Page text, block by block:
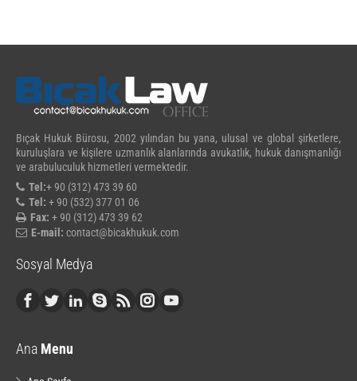
Bıçak Hukuk Bürosu, 2002 yılından bu yana, ulusal ve global şirketlere,
kuruluşlara ve kişilere uzmanlık alanlarında avukatlık, hukuk danışmanlığı
ve arabuluculuk hizmetleri vermektedir.
Tel:+ 90 (312) 473 39 60
Tel: + 90 (532) 377 01 06
Fax: + 90 (312) 473 39 62
E-mail: contact@bicakhukuk.com
Sosyal Medya
Ana Menu